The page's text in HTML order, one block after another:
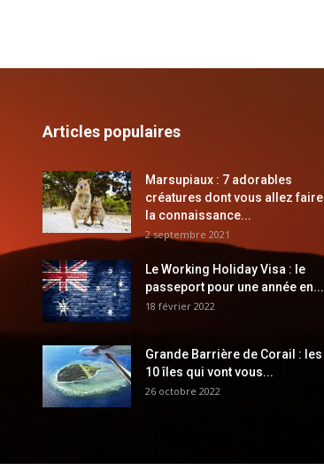
Articles populaires
Marsupiaux : 7 adorables
créatures dont vous allez faire
la connaissance...
2 septembre 2021
Le Working Holiday Visa : le
passeport pour une année en...
18 février 2022
Grande Barrière de Corail : les
10 îles qui vont vous...
26 octobre 2022